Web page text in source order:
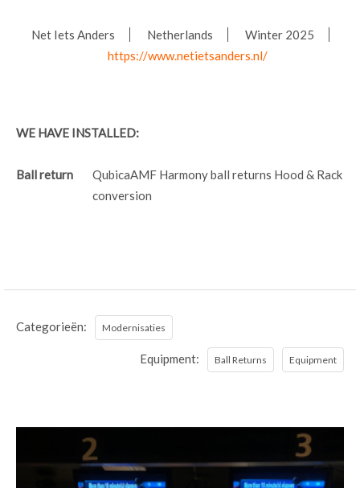
Net Iets Anders Netherlands
Winter 2025
https://www.netietsanders.nl/
WE HAVE INSTALLED:
Ball return
QubicaAMF Harmony ball returns Hood & Rack
conversion
Categorieën: Modernisaties
Equipment: Ball Returns Equipment